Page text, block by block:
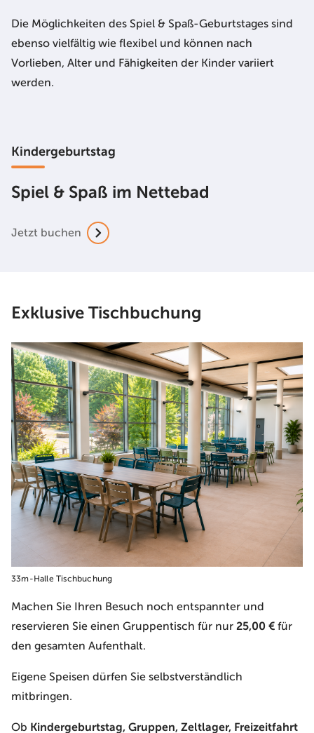
Die Möglichkeiten des Spiel & Spaß-Geburtstages sind
ebenso vielfältig wie flexibel und können nach
Vorlieben, Alter und Fähigkeiten der Kinder variiert
werden.
Kindergeburtstag
Spiel & Spaß im Nettebad
Jetzt buchen
Exklusive Tischbuchung
33m-Halle Tischbuchung
Machen Sie Ihren Besuch noch entspannter und
reservieren Sie einen Gruppentisch für nur 25,00 € für
den gesamten Aufenthalt.
Eigene Speisen dürfen Sie selbstverständlich
mitbringen.
Ob Kindergeburtstag, Gruppen, Zeltlager, Freizeitfahrt